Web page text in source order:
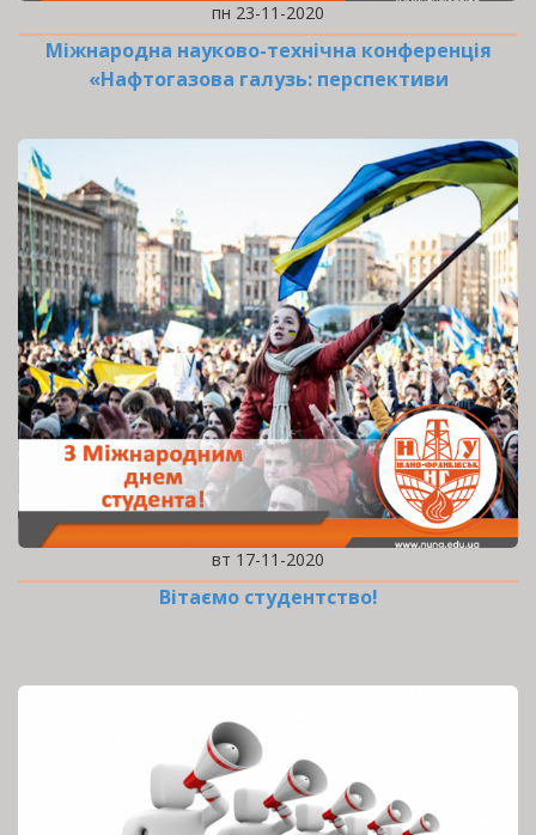
пн 23-11-2020
Міжнародна науково-технічна конференція
«Нафтогазова галузь: перспективи
вт 17-11-2020
Вітаємо студентство!